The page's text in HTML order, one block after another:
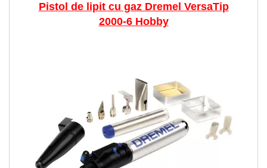
Pistol de lipit cu gaz Dremel VersaTip
2000-6 Hobby